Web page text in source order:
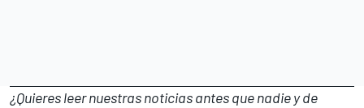
¿Quieres leer nuestras noticias antes que nadie y de